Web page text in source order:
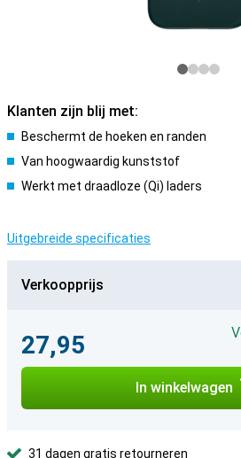
Klanten zijn blij met:
Beschermt de hoeken en randen
Van hoogwaardig kunststof
Werkt met draadloze (Qi) laders
Uitgebreide specificaties
Verkoopprijs
27,95
In winkelwagen
31 dagen gratis retourneren